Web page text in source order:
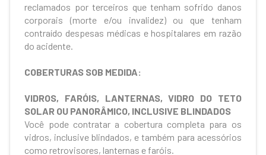
reclamados por terceiros que tenham sofrido danos
corporais (morte e/ou invalidez) ou que tenham
contraído despesas médicas e hospitalares em razão
do acidente.
COBERTURAS SOB MEDIDA:
VIDROS, FARÓIS, LANTERNAS, VIDRO DO TETO
SOLAR OU PANORÂMICO, INCLUSIVE BLINDADOS
Você pode contratar a cobertura completa para os
vidros, inclusive blindados, e também para acessórios
como retrovisores, lanternas e faróis.